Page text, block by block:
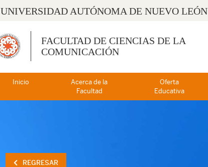
UNIVERSIDAD AUTÓNOMA DE NUEVO LEÓN
FACULTAD DE CIENCIAS DE LA
COMUNICACIÓN
Inicio
Acerca de la
Facultad
Oferta
Educativa
REGRESAR